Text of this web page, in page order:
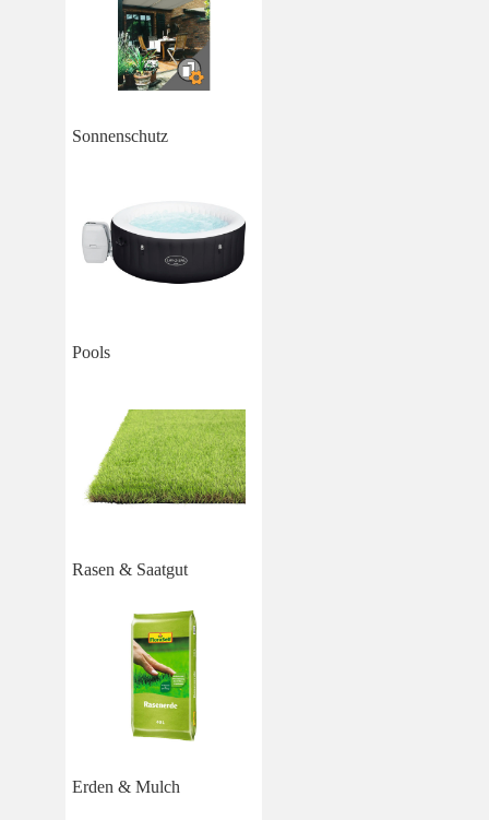
Sonnenschutz
Pools
Rasen & Saatgut
Erden & Mulch